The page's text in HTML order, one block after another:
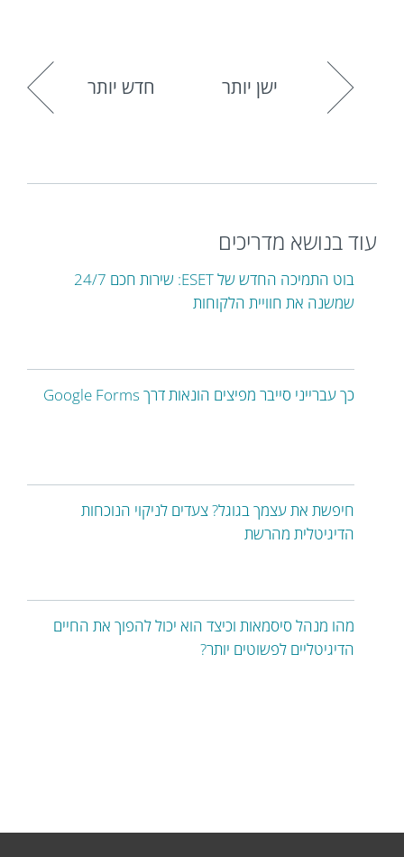
ישן יותר חדש יותר
עוד בנושא מדריכים
בוט התמיכה החדש של ESET: שירות חכם 24/7
שמשנה את חוויית הלקוחות
כך עברייני סייבר מפיצים הונאות דרך Google Forms
חיפשת את עצמך בגוגל? צעדים לניקוי הנוכחות
הדיגיטלית מהרשת
מהו מנהל סיסמאות וכיצד הוא יכול להפוך את החיים
הדיגיטליים לפשוטים יותר?